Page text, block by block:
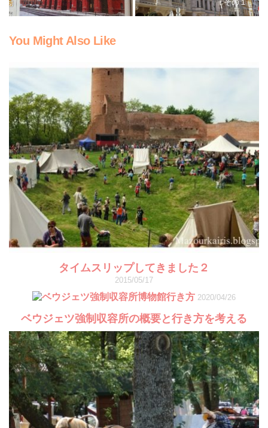
その１
You Might Also Like
タイムスリップしてきました２
2015/05/17
ベウジェツ強制収容所の概要と行き方を考える
2020/04/26